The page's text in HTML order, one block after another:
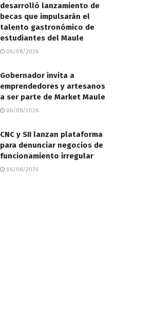
desarrolló lanzamiento de
becas que impulsarán el
talento gastronómico de
estudiantes del Maule
06/08/2026
Gobernador invita a
emprendedores y artesanos
a ser parte de Market Maule
06/08/2026
CNC y SII lanzan plataforma
para denunciar negocios de
funcionamiento irregular
06/08/2026